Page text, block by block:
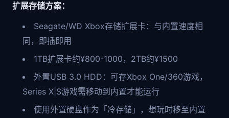
扩展存储方案：
Seagate/WD Xbox存储扩展卡：与内置速度相
同，即插即用
1TB扩展卡约¥800-1000，2TB约¥1500
外置USB 3.0 HDD：可存Xbox One/360游戏，
Series X|S游戏需移动到内置才能运行
使用外置硬盘作为「冷存储」，想玩时移至内置